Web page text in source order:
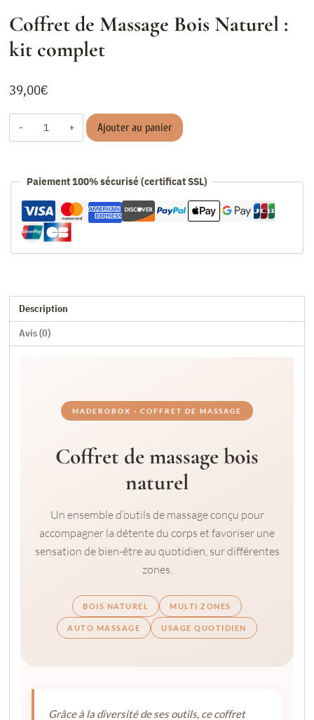
Coffret de Massage Bois Naturel :
kit complet
39,00€
quantité
de
Massage
Bois
Naturel
:
kit
Ajouter au panier
Paiement 100% sécurisé (certificat SSL)
Description
Avis (0)
MADEROBOX · COFFRET DE MASSAGE
Coffret de massage bois
naturel
Un ensemble d’outils de massage conçu pour
accompagner la détente du corps et favoriser une
sensation de bien-être au quotidien, sur différentes
zones.
BOIS NATUREL MULTI ZONES
AUTO MASSAGE USAGE QUOTIDIEN
Grâce à la diversité de ses outils, ce coffret